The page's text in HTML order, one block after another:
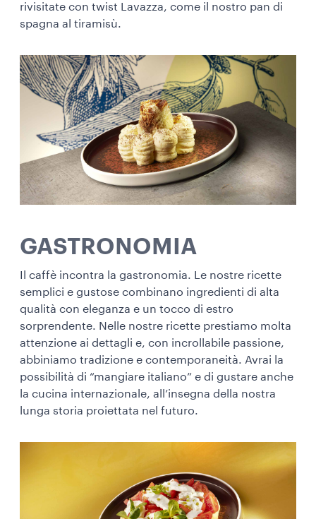
rivisitate con twist Lavazza, come il nostro pan di
spagna al tiramisù.
GASTRONOMIA
Il caffè incontra la gastronomia. Le nostre ricette
semplici e gustose combinano ingredienti di alta
qualità con eleganza e un tocco di estro
sorprendente. Nelle nostre ricette prestiamo molta
attenzione ai dettagli e, con incrollabile passione,
abbiniamo tradizione e contemporaneità. Avrai la
possibilità di “mangiare italiano” e di gustare anche
la cucina internazionale, all’insegna della nostra
lunga storia proiettata nel futuro.